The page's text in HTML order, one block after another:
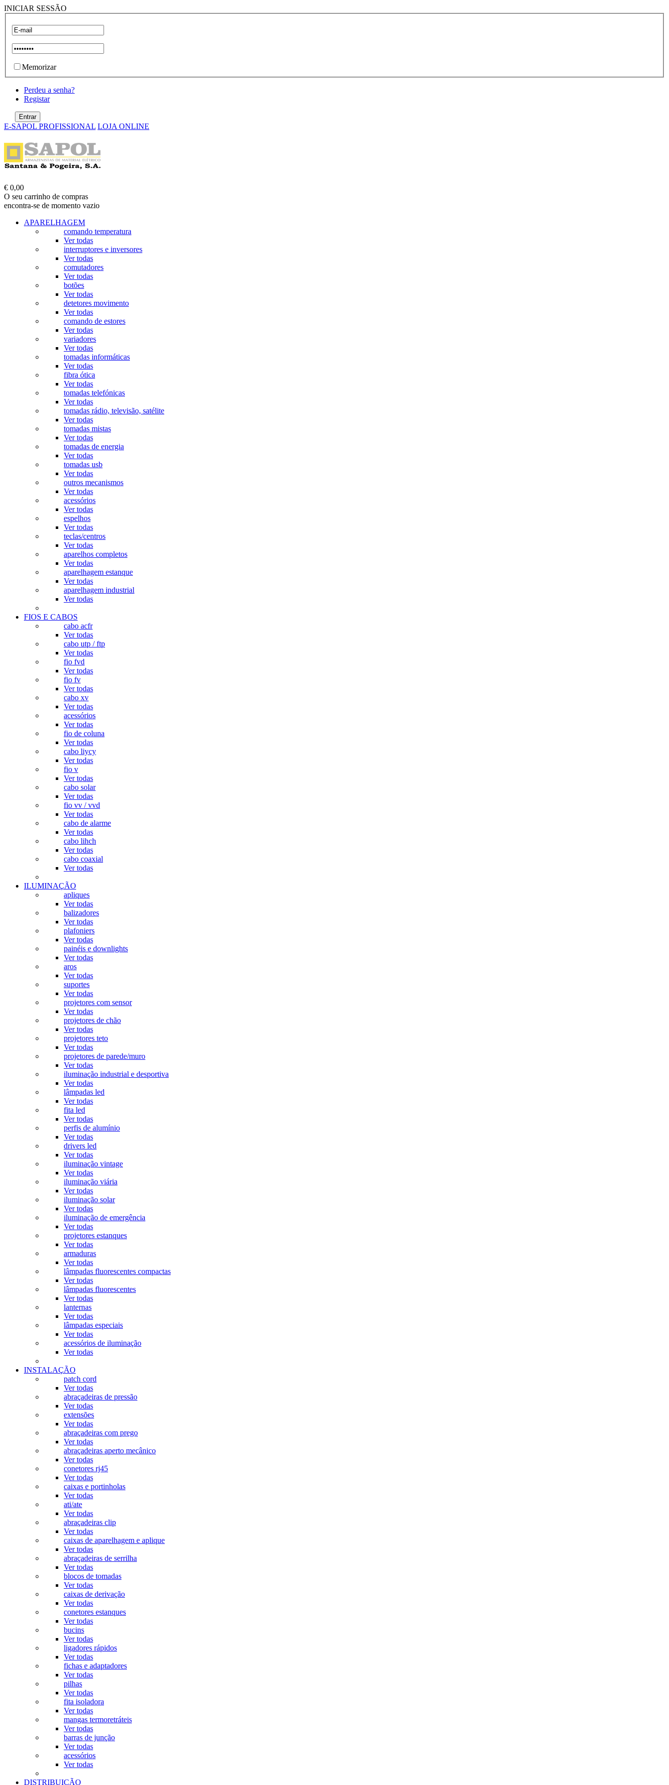
INICIAR SESSÃO
Memorizar
Perdeu a senha?
Registar
E-SAPOL PROFISSIONAL LOJA ONLINE
€ 0,00
O seu carrinho de compras
encontra-se de momento vazio
APARELHAGEM
comando temperatura
Ver todas
interruptores e inversores
Ver todas
comutadores
Ver todas
botões
Ver todas
detetores movimento
Ver todas
comando de estores
Ver todas
variadores
Ver todas
tomadas informáticas
Ver todas
fibra ótica
Ver todas
tomadas telefónicas
Ver todas
tomadas rádio, televisão, satélite
Ver todas
tomadas mistas
Ver todas
tomadas de energia
Ver todas
tomadas usb
Ver todas
outros mecanismos
Ver todas
acessórios
Ver todas
espelhos
Ver todas
teclas/centros
Ver todas
aparelhos completos
Ver todas
aparelhagem estanque
Ver todas
aparelhagem industrial
Ver todas
FIOS E CABOS
cabo acfr
Ver todas
cabo utp / ftp
Ver todas
fio fvd
Ver todas
fio fv
Ver todas
cabo xv
Ver todas
acessórios
Ver todas
fio de coluna
Ver todas
cabo liycy
Ver todas
fio v
Ver todas
cabo solar
Ver todas
fio vv / vvd
Ver todas
cabo de alarme
Ver todas
cabo lihch
Ver todas
cabo coaxial
Ver todas
ILUMINAÇÃO
apliques
Ver todas
balizadores
Ver todas
plafoniers
Ver todas
painéis e downlights
Ver todas
aros
Ver todas
suportes
Ver todas
projetores com sensor
Ver todas
projetores de chão
Ver todas
projetores teto
Ver todas
projetores de parede/muro
Ver todas
iluminação industrial e desportiva
Ver todas
lâmpadas led
Ver todas
fita led
Ver todas
perfis de alumínio
Ver todas
drivers led
Ver todas
iluminação vintage
Ver todas
iluminação viária
Ver todas
iluminação solar
Ver todas
iluminação de emergência
Ver todas
projetores estanques
Ver todas
armaduras
Ver todas
lâmpadas fluorescentes compactas
Ver todas
lâmpadas fluorescentes
Ver todas
lanternas
Ver todas
lâmpadas especiais
Ver todas
acessórios de iluminação
Ver todas
INSTALAÇÃO
patch cord
Ver todas
abraçadeiras de pressão
Ver todas
extensões
Ver todas
abraçadeiras com prego
Ver todas
abraçadeiras aperto mecânico
Ver todas
conetores rj45
Ver todas
caixas e portinholas
Ver todas
ati/ate
Ver todas
abraçadeiras clip
Ver todas
caixas de aparelhagem e aplique
Ver todas
abraçadeiras de serrilha
Ver todas
blocos de tomadas
Ver todas
caixas de derivação
Ver todas
conetores estanques
Ver todas
bucins
Ver todas
ligadores rápidos
Ver todas
fichas e adaptadores
Ver todas
pilhas
Ver todas
fita isoladora
Ver todas
mangas termoretráteis
Ver todas
barras de junção
Ver todas
acessórios
Ver todas
DISTRIBUIÇÃO